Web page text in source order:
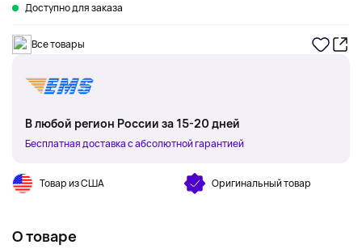
Доступно для заказа
Все товары
В любой регион России за 15-20 дней
Бесплатная доставка с абсолютной гарантией
Товар из США Оригинальный товар
О товаре